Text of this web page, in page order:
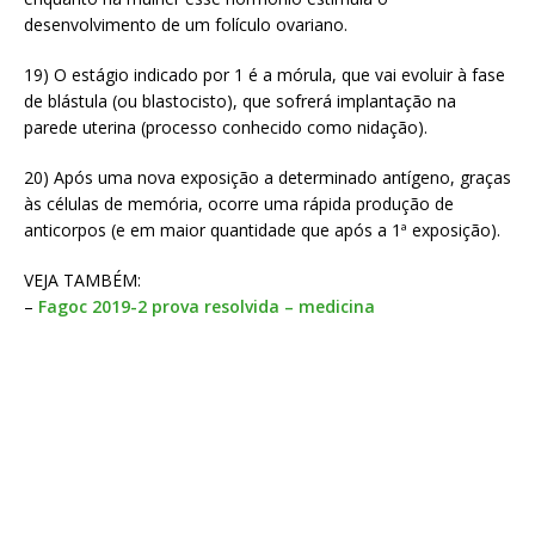
desenvolvimento de um folículo ovariano.
19) O estágio indicado por 1 é a mórula, que vai evoluir à fase
de blástula (ou blastocisto), que sofrerá implantação na
parede uterina (processo conhecido como nidação).
20) Após uma nova exposição a determinado antígeno, graças
às células de memória, ocorre uma rápida produção de
anticorpos (e em maior quantidade que após a 1ª exposição).
VEJA TAMBÉM:
– Fagoc 2019-2 prova resolvida – medicina